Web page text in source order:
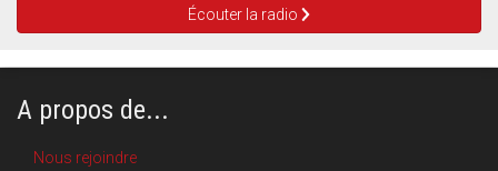
Écouter la radio
A propos de...
Nous rejoindre